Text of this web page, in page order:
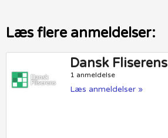
Læs flere anmeldelser:
Dansk Fliserens
1 anmeldelse
Læs anmeldelser »